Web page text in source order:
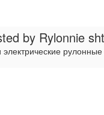
by Rylonnie